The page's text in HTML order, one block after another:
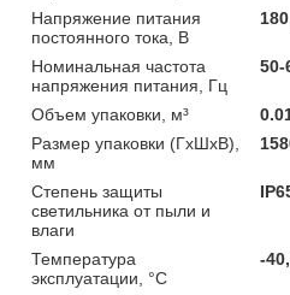
Напряжение питания
постоянного тока, В
Номинальная частота
напряжения питания, Гц
50-
Объем упаковки, м³
Размер упаковки (ГхШхВ),
мм
Степень защиты
светильника от пыли и
влаги
Температура
эксплуатации, °С
-